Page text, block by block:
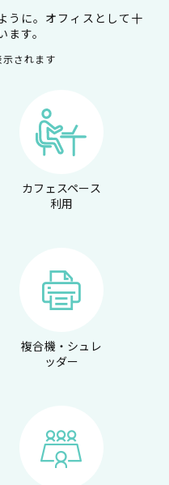
うに。オフィスとして十
す。
されます
カフェスペース
利用
複合機・シュレ
ッダー